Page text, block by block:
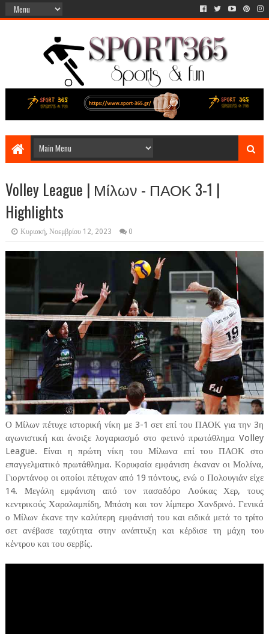
Volley League | Μίλων - ΠΑΟΚ 3-1 |
Highlights
Κυριακή, Νοεμβρίου 12, 2023 0
Ο Μίλων πέτυχε ιστορική νίκη με 3-1 σετ επί του ΠΑΟΚ για την 3η
αγωνιστική και άνοιξε λογαριασμό στο φετινό πρωτάθλημα Volley
League. Eίναι η πρώτη νίκη του Μίλωνα επί του ΠΑΟΚ στο
επαγγελματικό πρωτάθλημα. Κορυφαία εμφάνιση έκαναν οι Μολίνα,
Γιορντάνοφ οι οποίοι πέτυχαν από 19 πόντους, ενώ ο Πολουγιάν είχε
14. Μεγάλη εμφάνιση από τον πασαδόρο Λούκας Χερ, τους
κεντρικούς Χαραλαμπίδη, Μπάση και τον λίμπερο Χανδρινό. Γενικά
ο Μίλων έκανε την καλύτερη εμφάνισή του και ειδικά μετά το τρίτο
σετ ανέβασε ταχύτητα στην ανάπτυξη και κέρδισε τη μάχη του
κέντρου και του σερβίς.